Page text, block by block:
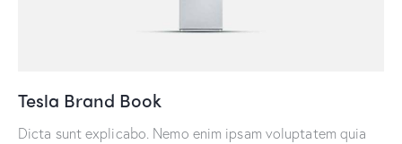
Tesla Brand Book
Dicta sunt explicabo. Nemo enim ipsam voluptatem quia